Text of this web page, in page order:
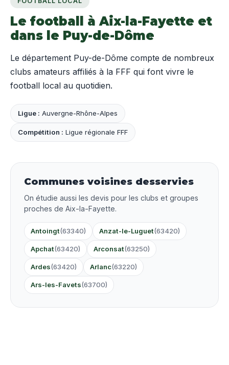
Le football à Aix-la-Fayette et
dans le Puy-de-Dôme
Le département Puy-de-Dôme compte de nombreux
clubs amateurs affiliés à la FFF qui font vivre le
football local au quotidien.
Ligue : Auvergne-Rhône-Alpes
Compétition : Ligue régionale FFF
Communes voisines desservies
On étudie aussi les devis pour les clubs et groupes
proches de Aix-la-Fayette.
Antoingt(63340) Anzat-le-Luguet(63420)
Apchat(63420) Arconsat(63250)
Ardes(63420) Arlanc(63220)
Ars-les-Favets(63700)